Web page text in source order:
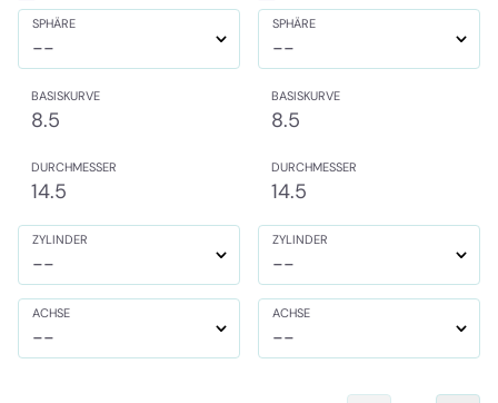
SPHÄRE
--
SPHÄRE
--
BASISKURVE
8.5
BASISKURVE
8.5
DURCHMESSER
14.5
DURCHMESSER
14.5
ZYLINDER
--
ZYLINDER
--
ACHSE
--
ACHSE
--